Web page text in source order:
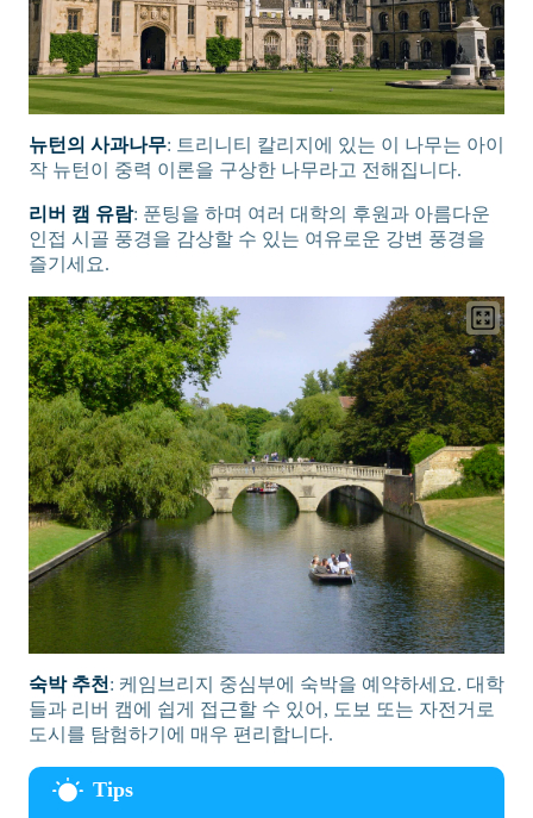
뉴턴의 사과나무: 트리니티 칼리지에 있는 이 나무는 아이
작 뉴턴이 중력 이론을 구상한 나무라고 전해집니다.
리버 캠 유람: 푼팅을 하며 여러 대학의 후원과 아름다운
인접 시골 풍경을 감상할 수 있는 여유로운 강변 풍경을
즐기세요.
숙박 추천 : 케임브리지 중심부에 숙박을 예약하세요. 대학
들과 리버 캠에 쉽게 접근할 수 있어, 도보 또는 자전거로
도시를 탐험하기에 매우 편리합니다.